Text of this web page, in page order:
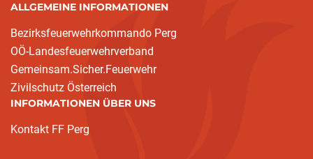
ALLGEMEINE INFORMATIONEN
Bezirksfeuerwehrkommando Perg
OÖ-Landesfeuerwehrverband
Gemeinsam.Sicher.Feuerwehr
Zivilschutz Österreich
INFORMATIONEN ÜBER UNS
Kontakt FF Perg